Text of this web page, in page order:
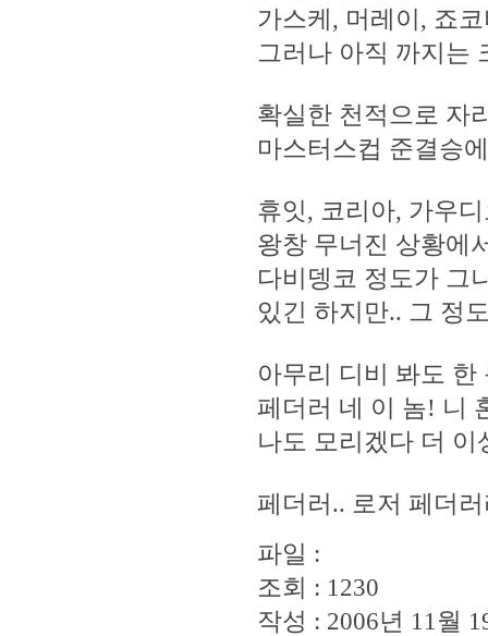
가스케, 머레이, 죠
그러나 아직 까지는
확실한 천적으로 자
마스터스컵 준결승
휴잇, 코리아, 가우
왕창 무너진 상황에
다비뎅코 정도가 그
있긴 하지만.. 그 정
아무리 디비 봐도 한
페더러 네 이 놈! 니
나도 모리겠다 더 이
페더러.. 로저 페더
파일 :
조회 : 1230
작성 : 2006년 11월